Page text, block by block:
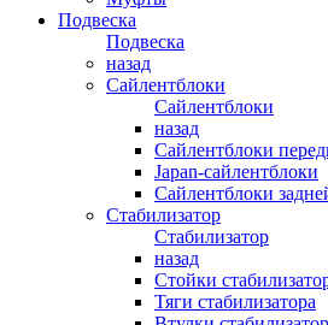
Подвеска
Подвеска
назад
Сайлентблоки
Сайлентблоки
назад
Сайлентблоки
Japan-сайлентблоки
Сайлентблоки
Стабилизатор
Стабилизатор
назад
Стойки
Тяги стабилизатора